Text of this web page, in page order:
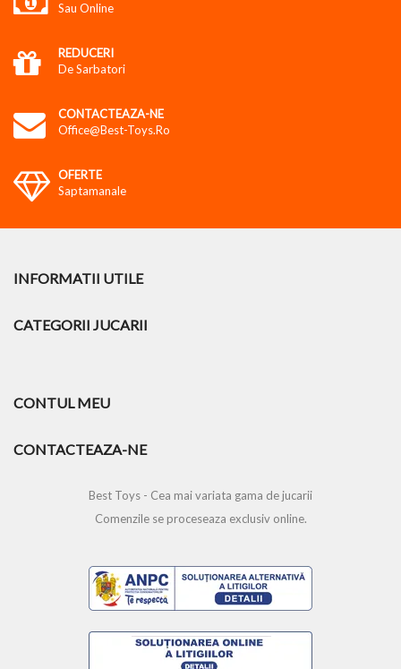
Sau Online
REDUCERI
De Sarbatori
CONTACTEAZA-NE
Office@best-Toys.ro
OFERTE
Saptamanale
INFORMATII UTILE
CATEGORII JUCARII
CONTUL MEU
CONTACTEAZA-NE
Best Toys - Cea mai variata gama de jucarii
Comenzile se proceseaza exclusiv online.